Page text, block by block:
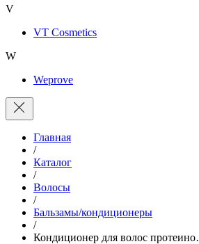
V
VT Cosmetics
W
Weprove
Главная
/
Каталог
/
Волосы
/
Бальзамы/кондиционеры
/
Кондиционер для волос